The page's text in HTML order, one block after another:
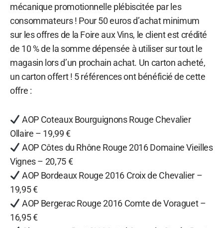
mécanique promotionnelle plébiscitée par les
consommateurs ! Pour 50 euros d’achat minimum
sur les offres de la Foire aux Vins, le client est crédité
de 10 % de la somme dépensée à utiliser sur tout le
magasin lors d’un prochain achat. Un carton acheté,
un carton offert ! 5 références ont bénéficié de cette
offre :
AOP Coteaux Bourguignons Rouge Chevalier
Ollaire – 19,99 €
AOP Côtes du Rhône Rouge 2016 Domaine Vieilles
Vignes – 20,75 €
AOP Bordeaux Rouge 2016 Croix de Chevalier –
19,95 €
AOP Bergerac Rouge 2016 Comte de Voraguet –
16,95 €